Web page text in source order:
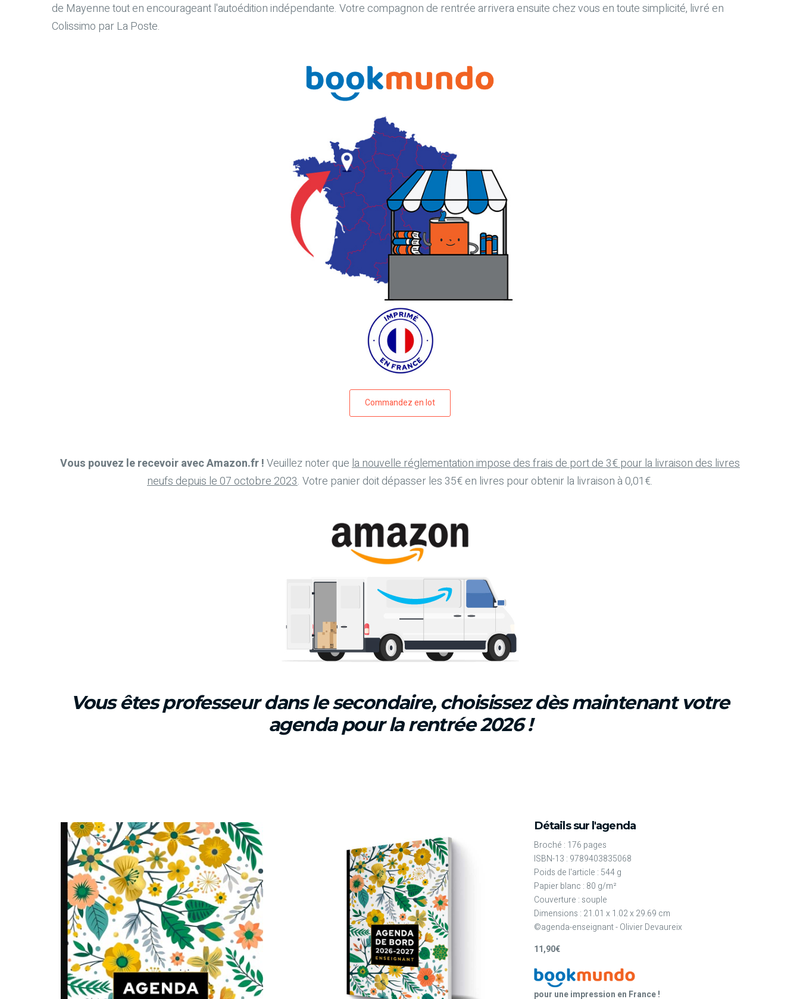
de Mayenne tout en encourageant l'autoédition indépendante. Votre compagnon de rentrée arrivera ensuite chez vous en toute simplicité, livré en
Colissimo par La Poste.
Commandez en lot
Vous pouvez le recevoir avec Amazon.fr !Veuillez noter quela nouvelle réglementation impose des frais de port de 3€ pour la livraison des livres
neufs depuis le 07 octobre 2023. Votre panier doit dépasser les 35€ en livres pour obtenir la livraison à 0,01€.
Vous êtes professeur dans le secondaire, choisissez dès maintenant votre
agenda pour la rentrée 2026 !
Détails sur l'agenda
Broché : 176 pages
ISBN-13 : 9789403835068
Poids de l'article : 544 g
Papier blanc : 80 g/m²
Couverture : souple
Dimensions : 21.01 x 1.02 x 29.69 cm
©agenda-enseignant - Olivier Devaureix
11,90€
pour une impression en France !